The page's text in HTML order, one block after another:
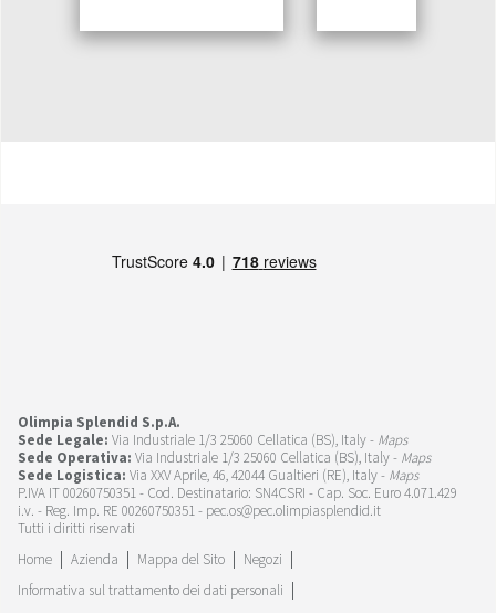
Olimpia Splendid S.p.A.
Sede Legale: Via Industriale 1/3 25060 Cellatica (BS), Italy - Maps
Sede Operativa: Via Industriale 1/3 25060 Cellatica (BS), Italy - Maps
Sede Logistica: Via XXV Aprile, 46, 42044 Gualtieri (RE), Italy - Maps
P.IVA IT 00260750351 - Cod. Destinatario: SN4CSRI - Cap. Soc. Euro 4.071.429
i.v. - Reg. Imp. RE 00260750351 - pec.os@pec.olimpiasplendid.it
Tutti i diritti riservati
Home
Azienda Mappa del Sito
Negozi
Informativa sul trattamento dei dati personali